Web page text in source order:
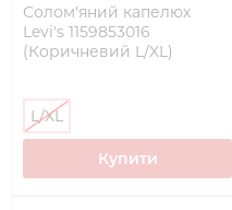
Солом'яний капелюх
Levi's 1159853016
(Коричневий L/XL)
L/XL
Купити